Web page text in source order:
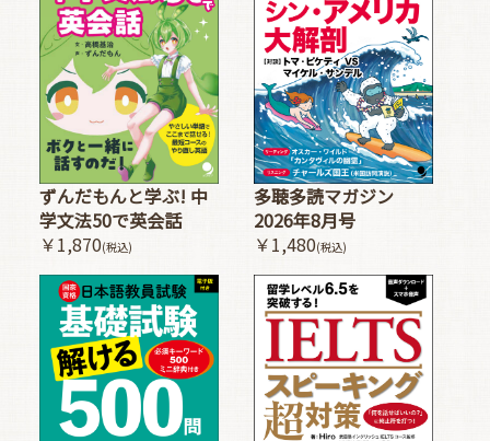
ずんだもんと学ぶ! 中
学文法50で英会話
￥1,870(税込)
多聴多読マガジン
2026年8月号
￥1,480(税込)